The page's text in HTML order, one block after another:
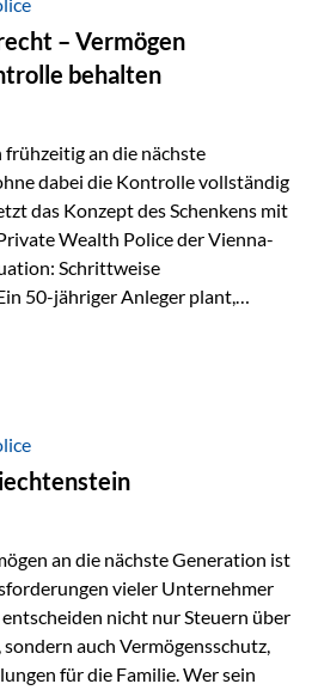
weist keine
Schutz der wirtschaftlichen
ist in der Verfassung verankert.
ist hierbei Artikel 14 der
Darin…
– Vermögen
behalten
an die nächste
dabei die Kontrolle vollständig
das Konzept des Schenkens mit
Wealth Police der Vienna-
Schrittweise
50-jähriger Anleger plant,
genutzt werden, sondern
ohne die
Hand zu geben. Die Lösung:
Die Umsetzung erfolgt über die
an die nächste Generation ist
vieler Unternehmer
nicht nur Steuern über
auch Vermögensschutz,
für die Familie. Wer sein